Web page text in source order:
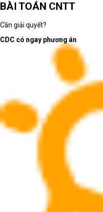
BÀI TOÁN CNTT
Cần giải quyết?
CDC có ngay phương án